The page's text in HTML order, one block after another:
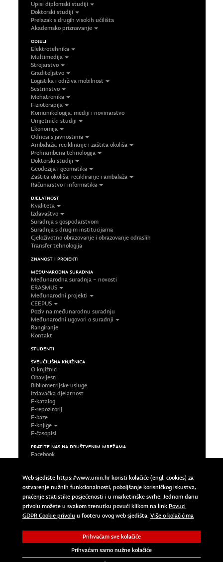
Upisi diplomski studiji
Doktorski studiji
Prelazak s drugih visokih učilišta
Akademsko priznavanje
ODJELI
Elektrotehnika
Multimedija
Strojarstvo
Graditeljstvo
Logistika i održiva mobilnost
Sestrinstvo
Mehatronika
Fizioterapija
Komunikologija, mediji i novinarstvo
Umjetnički studiji
Ekonomija
Odnosi s javnostima
Ambalaža, recikliranje i zaštita okoliša
Prehrambena tehnologija
Doktorski studiji
Geodezija i geomatika
Zaštita okoliša, recikliranje i ambalaža
Računarstvo i informatika
DJELATNOST
Kvaliteta
Izdavaštvo
Suradnja s gospodarstvom
Suradnja s drugim institucijama
Cjeloživotno obrazovanje i obrazovanje odraslih
Transfer tehnologija
ZNANOST I PROJEKTI
MEĐUNARODNA SURADNJA
Međunarodna suradnja – novosti
ERASMUS
Međunarodni projekti
CEEPUS
Poziv na međunarodnu suradnju
Međunarodni ugovori o suradnji
Rangiranje
Kontakt
STUDENTI
SVEUČILIŠNA KNJIŽNICA
O knjižnici
Obavijesti
Bibliometrijske usluge
Izdavačka djelatnost
E-katalog
E-repozitorij
E-baze
E-knjige
E-časopisi
PRATITE NAS NA DRUŠTVENIM MREŽAMA
Facebook
Twitter
Impressum
Uvjeti korištenja
Pravila privatnosti
Povuci GDPR Cookie privolu
Copyright © 2023 Sveučilište Sjever | University North. All
Rights Reserved.
Web sjedište https://www.unin.hr koristi kolačiće (engl. cookies) za
ostvarenje nužnih funkcionalnosti, poboljšanje korisničkog iskustva,
praćenje statistike posjećenosti i u marketinške svrhe. Jednom danu
privolu možete u svakom trenutku povući klikom na link Povuci
GDPR Cookie privolu u footeru ovog web sjedišta. Više o kolačićima
Prihvaćam sve kolačiće
Prihvaćam samo nužne kolačiće